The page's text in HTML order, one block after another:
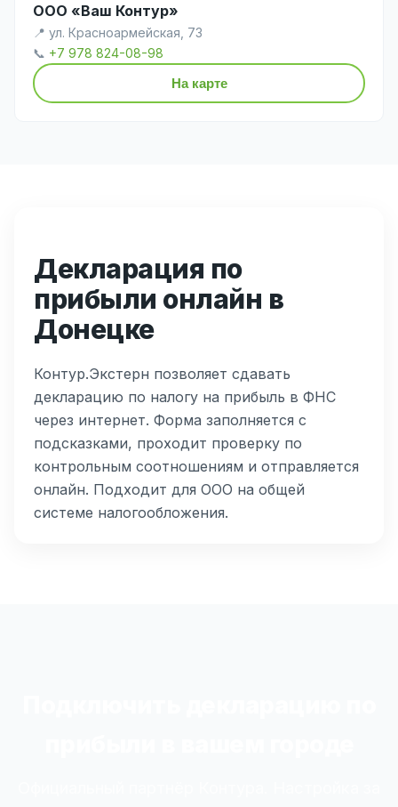
ООО «Ваш Контур»
📍 ул. Красноармейская, 73
📞 +7 978 824-08-98
На карте
Декларация по
прибыли онлайн в
Донецке
Контур.Экстерн позволяет сдавать
декларацию по налогу на прибыль в ФНС
через интернет. Форма заполняется с
подсказками, проходит проверку по
контрольным соотношениям и отправляется
онлайн. Подходит для ООО на общей
системе налогообложения.